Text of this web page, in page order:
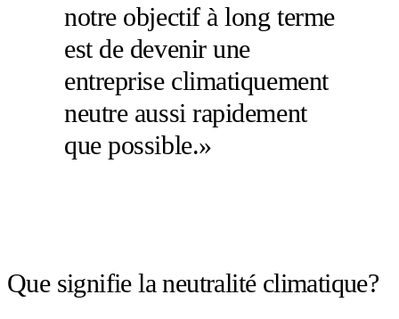
notre objectif à long terme
est de devenir une
entreprise climatiquement
neutre aussi rapidement
que possible.»
Que signifie la neutralité climatique?